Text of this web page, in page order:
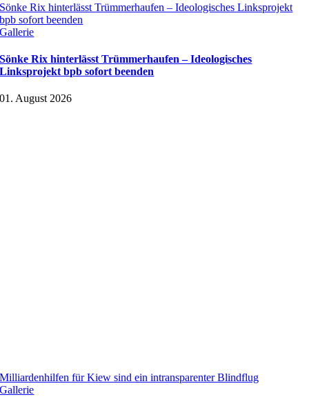
Sönke Rix hinterlässt Trümmerhaufen – Ideologisches Linksprojekt
bpb sofort beenden
Gallerie
Sönke Rix hinterlässt Trümmerhaufen – Ideologisches
Linksprojekt bpb sofort beenden
01. August 2026
Milliardenhilfen für Kiew sind ein intransparenter Blindflug
Gallerie